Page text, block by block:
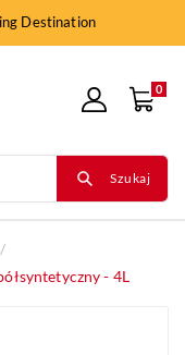
Destination
0
Szukaj
- 4L